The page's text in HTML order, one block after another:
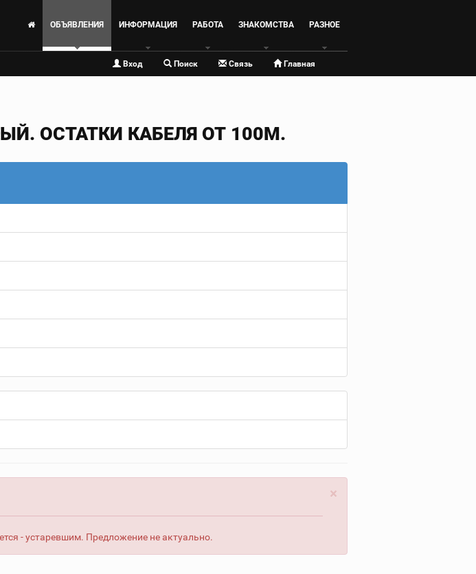
ОБЪЯВЛЕНИЯ ИНФОРМАЦИЯ РАБОТА ЗНАКОМСТВА РАЗНОЕ
Вход Поиск Связь Главная
ОСТАТКИ КАБЕЛЯ ОТ 100М.
×
- устаревшим. Предложение не актуально.